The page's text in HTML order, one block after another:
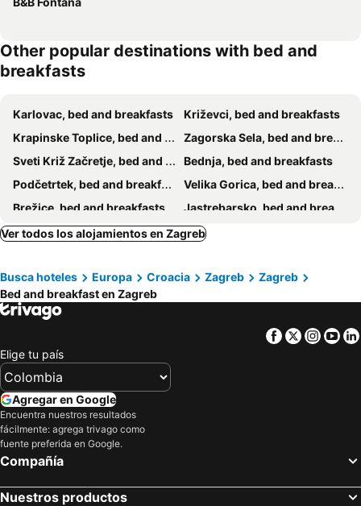
Other popular destinations with bed and
breakfasts
Karlovac, bed and breakfasts
Križevci, bed and breakfasts
Krapinske Toplice, bed and breakfasts
Zagorska Sela, bed and breakfasts
Sveti Križ Začretje, bed and breakfasts
Bednja, bed and breakfasts
Podčetrtek, bed and breakfasts
Velika Gorica, bed and breakfasts
Brežice, bed and breakfasts
Jastrebarsko, bed and breakfasts
Kostanjevica na Krki, bed and breakfasts
Bistrica ob Sotli, bed and breakfasts
Hum na Sutli, bed and breakfasts
Ozalj, bed and breakfasts
Bizeljsko, bed and breakfasts
Sisak, bed and breakfasts
Križ, bed and breakfasts
Ver todos los alojamientos en Zagreb
Busca hoteles Europa Croacia Zagreb
Zagreb
Bed and breakfast en Zagreb
Facebook
Twitter
Elige tu país
Agregar en Google
Encuentra nuestros resultados
fácilmente: agrega trivago como
fuente preferida en Google.
Compañía
Nuestros productos